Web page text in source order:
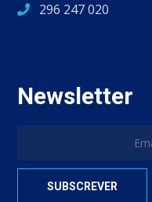
296 247 020
Newsletter